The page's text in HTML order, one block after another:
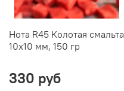
Нота R45 Колотая смальта
10х10 мм, 150 гр
330 руб